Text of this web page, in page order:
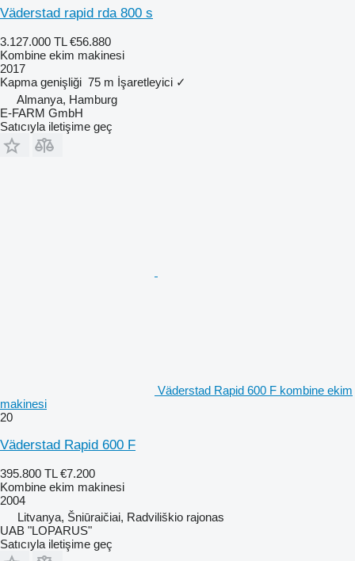
Väderstad rapid rda 800 s
3.127.000 TL €56.880
Kombine ekim makinesi
2017
Kapma genişliği 75 m İşaretleyici ✓
Almanya, Hamburg
E-FARM GmbH
Satıcıyla iletişime geç
Väderstad Rapid 600 F kombine ekim
makinesi
20
Väderstad Rapid 600 F
395.800 TL €7.200
Kombine ekim makinesi
2004
Litvanya, Šniūraičiai, Radviliškio rajonas
UAB "LOPARUS"
Satıcıyla iletişime geç